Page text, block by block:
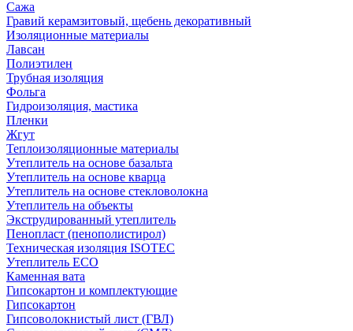
Сажа
Гравий керамзитовый, щебень декоративный
Изоляционные материалы
Лавсан
Полиэтилен
Трубная изоляция
Фольга
Гидроизоляция, мастика
Пленки
Жгут
Теплоизоляционные материалы
Утеплитель на основе базальта
Утеплитель на основе кварца
Утеплитель на основе стекловолокна
Утеплитель на объекты
Экструдированный утеплитель
Пенопласт (пенополистирол)
Техническая изоляция ISOTEC
Утеплитель ECO
Каменная вата
Гипсокартон и комплектующие
Гипсокартон
Гипсоволокнистый лист (ГВЛ)